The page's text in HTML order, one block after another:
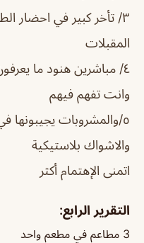
٣/ تأخر كبير في احضار
المقبلات
٤/ مباشرين هنود ما
وانت تفهم فيهم
٥/والمشروبات يجيبونها
والاشواك بلاستيكية
اتمنى الإهتمام أكثر
التقرير الرابع:
3 مطاعم في مطعم واحد